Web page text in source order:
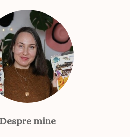
Despre mine